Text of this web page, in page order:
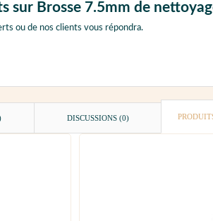
sur Brosse 7.5mm de
ou de nos clients vous répondra.
DISCUSSIONS (0)